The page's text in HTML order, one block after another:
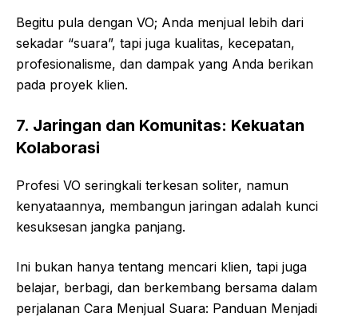
Begitu pula dengan VO; Anda menjual lebih dari
sekadar “suara”, tapi juga kualitas, kecepatan,
profesionalisme, dan dampak yang Anda berikan
pada proyek klien.
7. Jaringan dan Komunitas: Kekuatan
Kolaborasi
Profesi VO seringkali terkesan soliter, namun
kenyataannya, membangun jaringan adalah kunci
kesuksesan jangka panjang.
Ini bukan hanya tentang mencari klien, tapi juga
belajar, berbagi, dan berkembang bersama dalam
perjalanan Cara Menjual Suara: Panduan Menjadi